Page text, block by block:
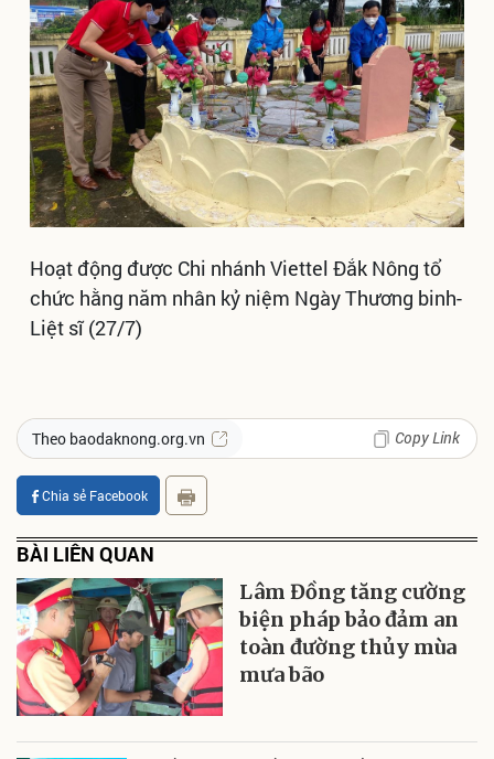
Hoạt động được Chi nhánh Viettel Đắk Nông tổ
chức hằng năm nhân kỷ niệm Ngày Thương binh-
Liệt sĩ (27/7)
Theo baodaknong.org.vn Copy Link
Chia sẻ Facebook
BÀI LIÊN QUAN
Lâm Đồng tăng cường
biện pháp bảo đảm an
toàn đường thủy mùa
mưa bão